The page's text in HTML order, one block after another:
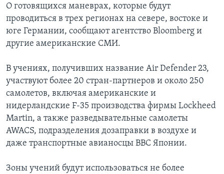
О готовящихся маневрах, которые будут
проводиться в трех регионах на севере, востоке и
юге Германии, сообщают агентство Bloomberg и
другие американские СМИ.
В учениях, получивших название Air Defender 23,
участвуют более 20 стран-партнеров и около 250
самолетов, включая американские и
нидерландские F-35 производства фирмы Lockheed
Martin, а также разведывательные самолеты
AWACS, подразделения дозаправки в воздухе и
даже транспортные авианосцы ВВС Японии.
Зоны учений будут использоваться не более